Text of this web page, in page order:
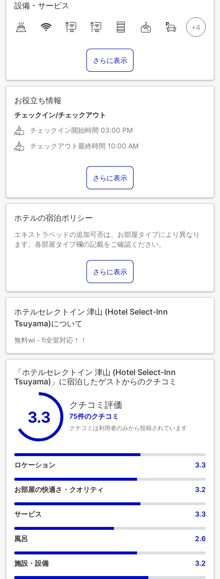
設備・サービス
さらに表示
お役立ち情報
チェックイン/チェックアウト
チェックイン開始時間 03:00 PM
チェックアウト最終時間 10:00 AM
さらに表示
ホテルの宿泊ポリシー
エキストラベッドの追加可否は、お部屋タイプにより異なり
ます。各部屋タイプ欄の記載をご確認ください。
さらに表示
ホテルセレクトイン 津山 (Hotel Select-Inn
Tsuyama)について
無料wi－fi全室対応！！
「ホテルセレクトイン 津山 (Hotel Select-Inn
Tsuyama)」に宿泊したゲストからのクチコミ
3.3
クチコミ評価
75件のクチコミ
クチコミは利用者のみから投稿されています
ロケーション 3.3
お部屋の快適さ・クオリティ 3.2
サービス 3.3
風呂 2.6
施設・設備 3.2